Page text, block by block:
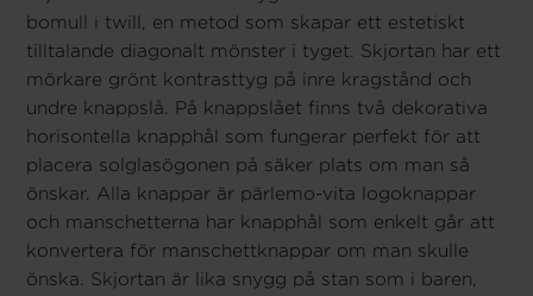
bomull i twill, en metod som skapar ett estetiskt
tilltalande diagonalt mönster i tyget. Skjortan har ett
mörkare grönt kontrasttyg på inre kragstånd och
undre knappslå. På knappslået finns två dekorativa
horisontella knapphål som fungerar perfekt för att
placera solglasögonen på säker plats om man så
önskar. Alla knappar är pärlemo-vita logoknappar
och manschetterna har knapphål som enkelt går att
konvertera för manschettknappar om man skulle
önska. Skjortan är lika snygg på stan som i baren,